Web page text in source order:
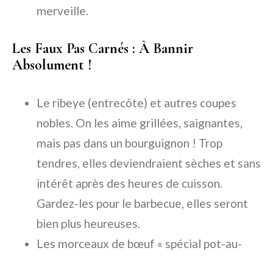
merveille.
Les Faux Pas Carnés : À Bannir
Absolument !
Le ribeye (entrecôte) et autres coupes
nobles. On les aime grillées, saignantes,
mais pas dans un bourguignon ! Trop
tendres, elles deviendraient sèches et sans
intérêt après des heures de cuisson.
Gardez-les pour le barbecue, elles seront
bien plus heureuses.
Les morceaux de bœuf « spécial pot-au-